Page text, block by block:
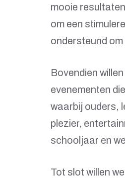
mooie
om een
ondersteund
Bovendien
evenementen
waarbij ouders,
plezier,
schooljaar en
Tot slot willen